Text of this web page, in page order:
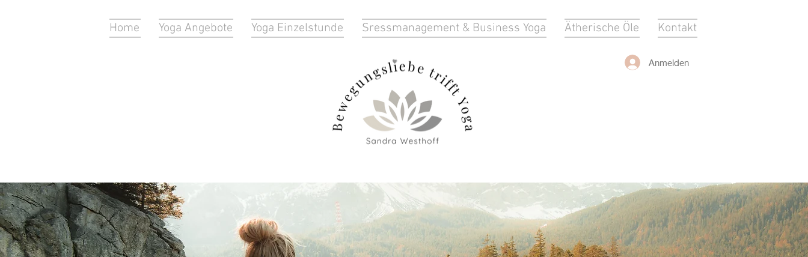
Home Yoga Angebote Yoga Einzelstunde Sressmanagement & Business Yoga Ätherische Öle Kontakt
Anmelden